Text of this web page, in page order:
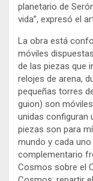
planetario de
vida”, expresó el
La obra está
móviles
de las piezas que
relojes de arena,
pequeñas torres
guion) son
unidas configuran
piezas son para
mundo y cada
complementario
Cosmos sobre el